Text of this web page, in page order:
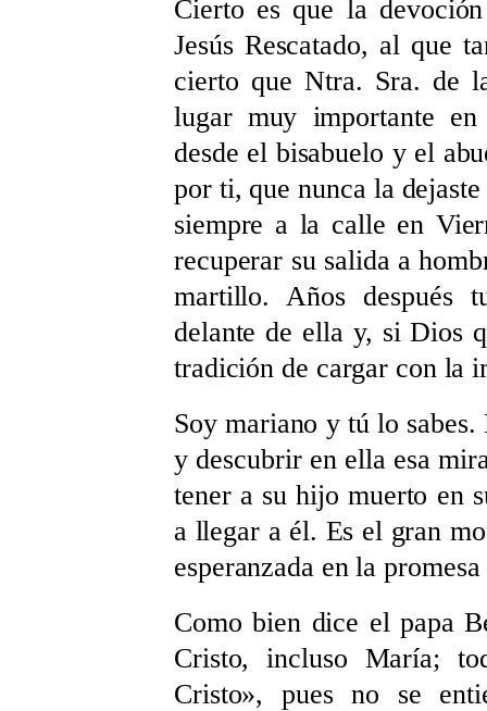
Cierto es que la
Jesús Rescatado, al que
cierto que Ntra. Sra. de
lugar muy importante
desde el bisabuelo y el
por ti, que nunca la
siempre a la calle en
recuperar su salida a
martillo. Años después
delante de ella y, si Dios
tradición de cargar con la
Soy mariano y tú lo
y descubrir en ella esa
tener a su hijo muerto en
a llegar a él. Es el gran
esperanzada en la
Como bien dice el papa
Cristo, incluso María;
Cristo», pues no se